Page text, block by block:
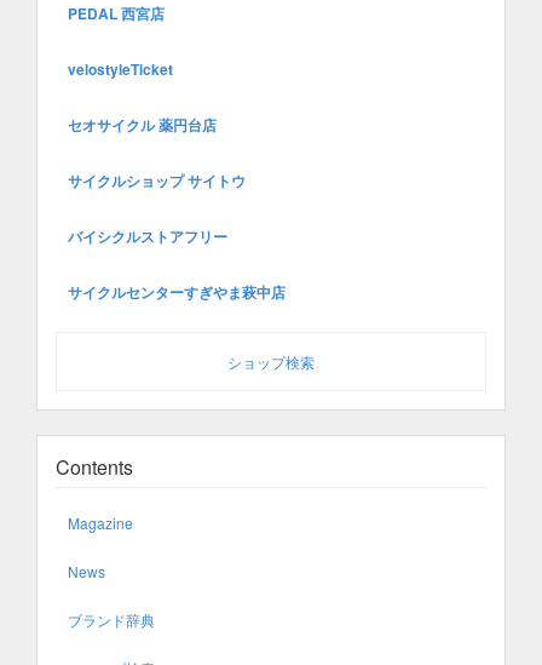
PEDAL 西宮店
velostyleTicket
セオサイクル 薬円台店
サイクルショップ サイトウ
バイシクルストアフリー
サイクルセンターすぎやま萩中店
ショップ検索
Contents
Magazine
News
ブランド辞典